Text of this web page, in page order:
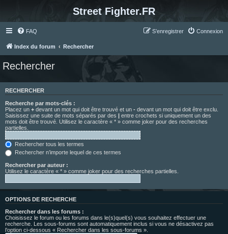
Street Fighter.FR
FAQ Connexion
S’enregistrer
Index du forum Rechercher
Rechercher
RECHERCHER
Recherche par mots-clés :
Placez un + devant un mot qui doit être trouvé et un - devant un mot qui doit être exclu.
Saisissez une suite de mots séparés par des | entre crochets si uniquement un des
mots doit être trouvé. Utilisez le caractère « * » comme joker pour des recherches
partielles.
Rechercher tous les termes
Rechercher n’importe lequel de ces termes
Rechercher par auteur :
Utilisez le caractère « * » comme joker pour des recherches partielles.
OPTIONS DE RECHERCHE
Rechercher dans les forums :
Choisissez le forum ou les forums dans le(s)quel(s) vous souhaitez effectuer une
recherche. Les sous-forums sont automatiquement inclus si vous ne désactivez pas
l’option ci-dessous « Rechercher dans les sous-forums ».